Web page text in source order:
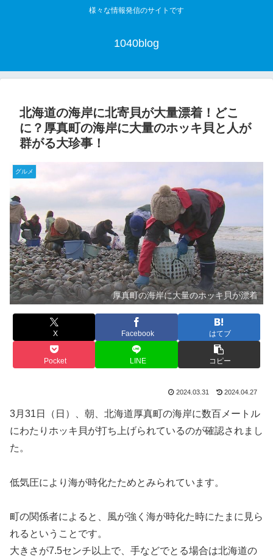
様々な情報発信のサイトです
1040blog
北海道の海岸に北寄貝が大量漂着！どこ
に？厚真町の海岸に大量のホッキ貝と人が
群がる大珍事！
グルメ
厚真町の海岸に大量のホッキ貝が漂着
X Facebook はてブ
Pocket LINE コピー
2024.03.31 2024.04.27
3月31日（日）、朝、北海道厚真町の海岸に数百メートル
にわたりホッキ貝が打ち上げられているのが確認されまし
た。
低気圧により海が時化たためとみられています。
町の関係者によると、風が強く海が時化た時にたまに見ら
れるということです。
大きさが7.5センチ以上で、手などでとる場合は北海道の